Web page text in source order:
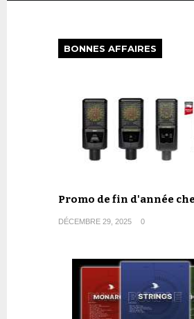
BONNES AFFAIRES
Promo de fin d'année
DÉCEMBRE 29, 2025 0